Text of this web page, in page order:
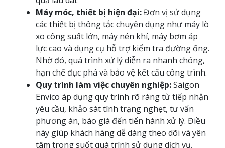
Máy móc, thiết bị hiện đại:Đơn vị sử dụng
các thiết bị thông tắc chuyên dụng như máy lò
xo công suất lớn, máy nén khí, máy bơm áp
lực cao và dụng cụ hỗ trợ kiểm tra đường ống.
Nhờ đó, quá trình xử lý diễn ra nhanh chóng,
hạn chế đục phá và bảo vệ kết cấu công trình.
Quy trình làm việc chuyên nghiệp:Saigon
Envico áp dụng quy trình rõ ràng từ tiếp nhận
yêu cầu, khảo sát tình trạng nghẹt, tư vấn
phương án, báo giá đến tiến hành xử lý. Điều
này giúp khách hàng dễ dàng theo dõi và yên
tâm trong suốt quá trình sử dụng dịch vụ.